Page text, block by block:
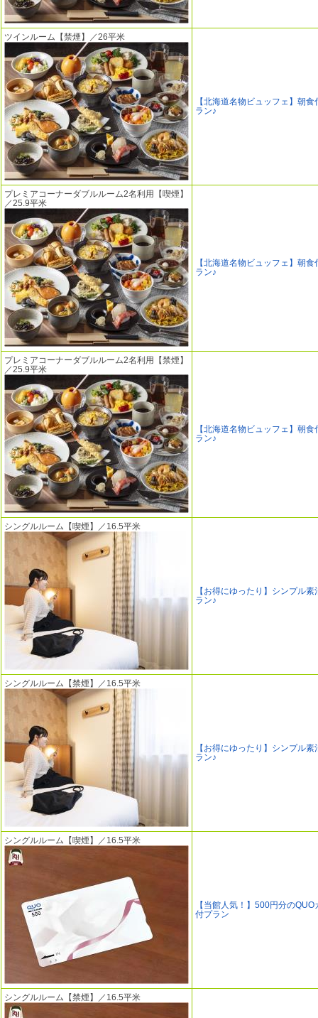
ツインルーム【禁煙】／26平米
【北海道名物ビュッフェ】朝食
ラン♪
プレミアコーナーダブルルーム2名利用【喫煙】
／25.9平米
【北海道名物ビュッフェ】朝食
ラン♪
プレミアコーナーダブルルーム2名利用【禁煙】
／25.9平米
【北海道名物ビュッフェ】朝食
ラン♪
シングルルーム【喫煙】／16.5平米
【お得にゆったり】シンプル素
ラン♪
シングルルーム【禁煙】／16.5平米
【お得にゆったり】シンプル素
ラン♪
シングルルーム【喫煙】／16.5平米
【当館人気！】500円分のQUO
付プラン
シングルルーム【禁煙】／16.5平米